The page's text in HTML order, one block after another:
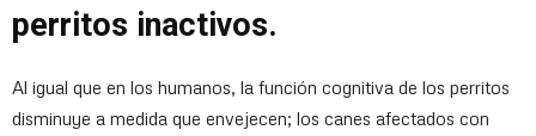
perritos inactivos.
Al igual que en los humanos, la función cognitiva de los perritos
disminuye a medida que envejecen; los canes afectados con